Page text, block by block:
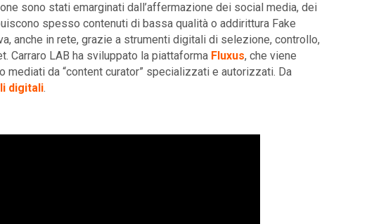
sono stati emarginati dall’affermazione dei social media, dei
spesso contenuti di bassa qualità o addirittura Fake
anche in rete, grazie a strumenti digitali di selezione, controllo,
Carraro LAB ha sviluppato la piattaforma Fluxus, che viene
da “content curator” specializzati e autorizzati. Da
digitali.